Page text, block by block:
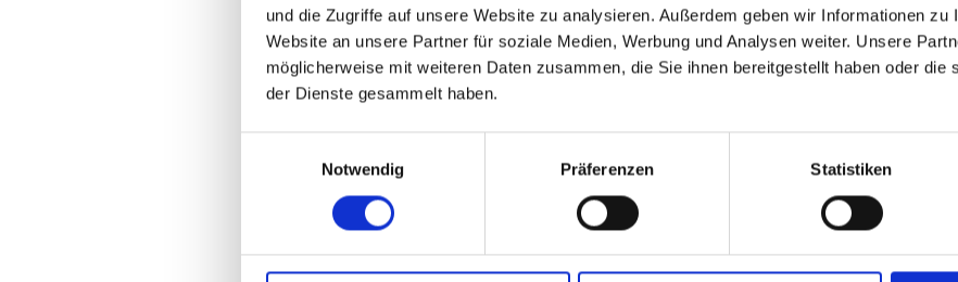
und die Zugriffe auf unsere Website zu analysieren. Außerdem geben wir Informationen zu
Website an unsere Partner für soziale Medien, Werbung und Analysen weiter. Unsere
möglicherweise mit weiteren Daten zusammen, die Sie ihnen bereitgestellt haben oder die
der Dienste gesammelt haben.
Notwendig
Präferenzen Statistiken
Weiterlesen ...
Simon Kürzinger pulverisiert 1000 m Bestzeit
SWC Trio gewinnt OM in Wiesau
8 OM Titel für SWC Langstreckenläufer
48 49 50 51 52 53 54 55 56